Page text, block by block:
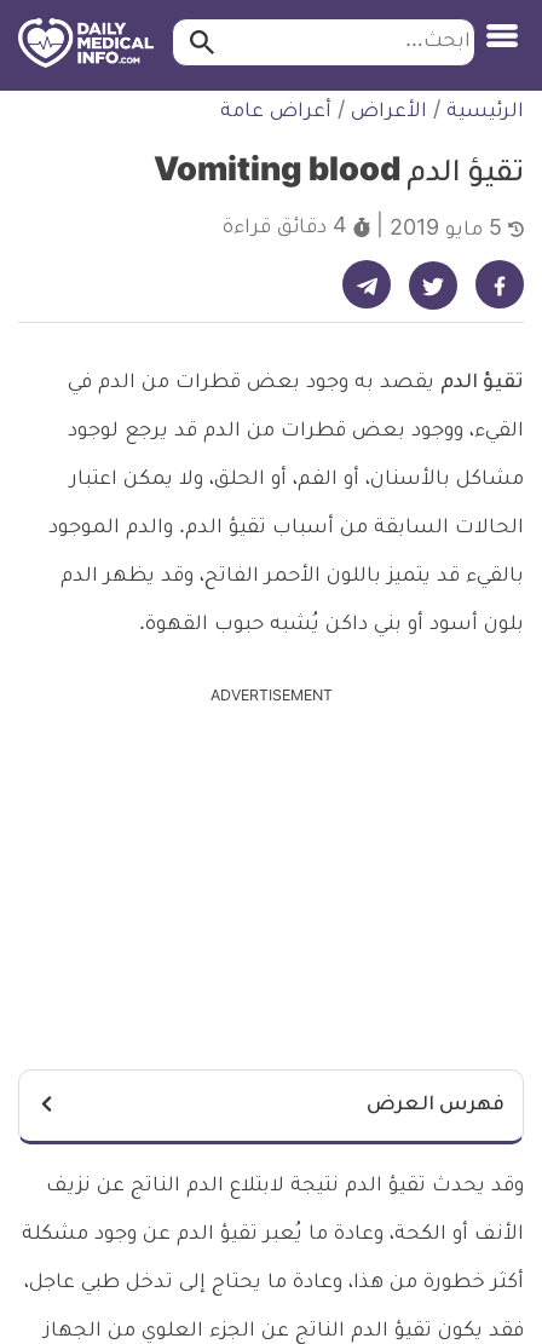
التخطي
للمحتوى
ابحث ابحث…
الرئيسية / الأعراض / أعراض عامة
تقيؤ الدم Vomiting blood
4 دقائق قراءة
شارك على فيسبوك - ديلي ميديكال انفو شارك على تويتر - ديلي ميديكال انفو شارك على تيليجرام - ديلي ميديكال انفو
تقيؤ الدم يقصد به وجود بعض قطرات من الدم في
القيء، ووجود بعض قطرات من الدم قد يرجع لوجود
مشاكل بالأسنان، أو الفم، أو الحلق، ولا يمكن اعتبار
الحالات السابقة من أسباب تقيؤ الدم. والدم الموجود
بالقيء قد يتميز باللون الأحمر الفاتح، وقد يظهر الدم
بلون أسود أو بني داكن يُشبه حبوب القهوة.
ADVERTISEMENT
فهرس العرض
وقد يحدث تقيؤ الدم نتيجة لابتلاع الدم الناتج عن نزيف
الأنف أو الكحة، وعادة ما يُعبر تقيؤ الدم عن وجود مشكلة
أكثر خطورة من هذا، وعادة ما يحتاج إلى تدخل طبي عاجل،
فقد يكون تقيؤ الدم الناتج عن الجزء العلوي من الجهاز